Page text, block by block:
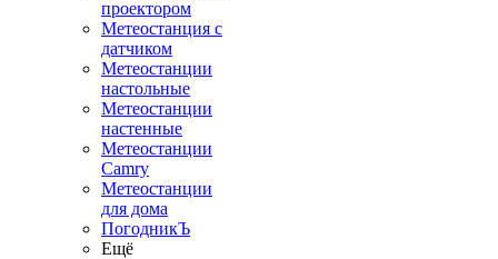
проектором
Метеостанция с
датчиком
Метеостанции
настольные
Метеостанции
настенные
Метеостанции
Camry
Метеостанции
для дома
ПогодникЪ
Ещё